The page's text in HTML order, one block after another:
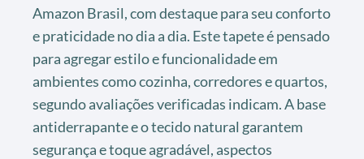
Amazon Brasil, com destaque para seu conforto
e praticidade no dia a dia. Este tapete é pensado
para agregar estilo e funcionalidade em
ambientes como cozinha, corredores e quartos,
segundo avaliações verificadas indicam. A base
antiderrapante e o tecido natural garantem
segurança e toque agradável, aspectos